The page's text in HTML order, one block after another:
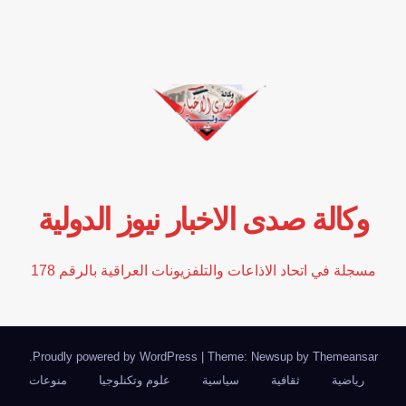
وكالة صدى الاخبار نيوز الدولية
مسجلة في اتحاد الاذاعات والتلفزيونات العراقية بالرقم 178
Proudly powered by WordPress Theme: Newsup by Themeansar
.
رياضية
ثقافية سياسية علوم وتكنلوجيا منوعات